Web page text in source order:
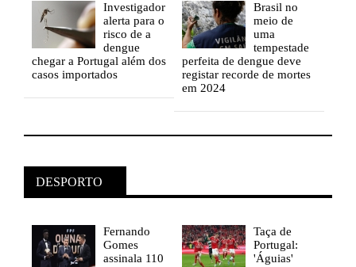
Investigador
alerta para o
risco de a
dengue
chegar a Portugal além dos
casos importados
Brasil no
meio de
uma
tempestade
perfeita de dengue deve
registar recorde de mortes
em 2024
DESPORTO
Fernando
Gomes
assinala 110
Taça de
Portugal:
'Águias'